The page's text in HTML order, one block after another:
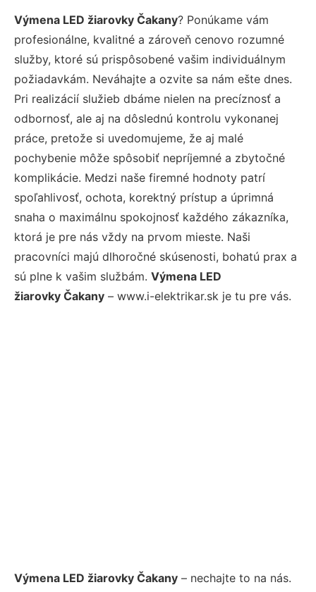
Výmena LED žiarovky Čakany? Ponúkame vám
profesionálne, kvalitné a zároveň cenovo rozumné
služby, ktoré sú prispôsobené vašim individuálnym
požiadavkám. Neváhajte a ozvite sa nám ešte dnes.
Pri realizácií služieb dbáme nielen na precíznosť a
odbornosť, ale aj na dôslednú kontrolu vykonanej
práce, pretože si uvedomujeme, že aj malé
pochybenie môže spôsobiť nepríjemné a zbytočné
komplikácie. Medzi naše firemné hodnoty patrí
spoľahlivosť, ochota, korektný prístup a úprimná
snaha o maximálnu spokojnosť každého zákazníka,
ktorá je pre nás vždy na prvom mieste. Naši
pracovníci majú dlhoročné skúsenosti, bohatú prax a
sú plne k vašim službám. Výmena LED
žiarovky Čakany – www.i-elektrikar.sk je tu pre vás.
Výmena LED žiarovky Čakany – nechajte to na nás.